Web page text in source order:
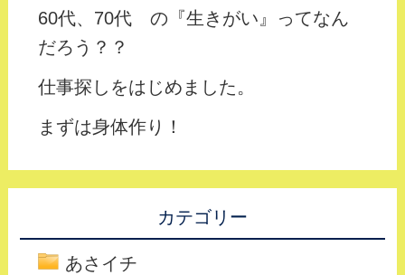
60代、70代 の『生きがい』ってなん
だろう？？
仕事探しをはじめました。
まずは身体作り！
カテゴリー
あさイチ